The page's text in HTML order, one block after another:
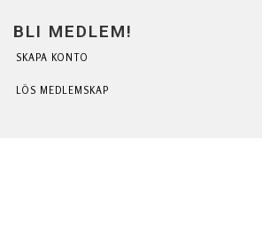
BLI MEDLEM!
SKAPA KONTO
LÖS MEDLEMSKAP